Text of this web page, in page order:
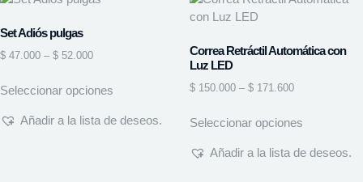
Set Adiós pulgas
$ 47.000 – $ 52.000
Seleccionar opciones
Añadir a la lista de deseos.
Correa Retráctil Automática con
Luz LED
$ 150.000 – $ 171.600
Seleccionar opciones
Añadir a la lista de deseos.